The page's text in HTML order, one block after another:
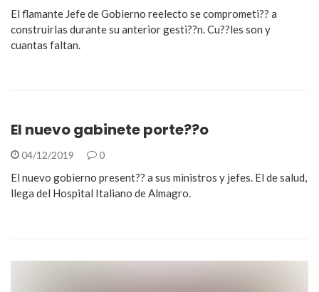
El flamante Jefe de Gobierno reelecto se comprometi?? a
construirlas durante su anterior gesti??n. Cu??les son y
cuantas faltan.
El nuevo gabinete porte??o
04/12/2019 0
El nuevo gobierno present?? a sus ministros y jefes. El de salud,
llega del Hospital Italiano de Almagro.